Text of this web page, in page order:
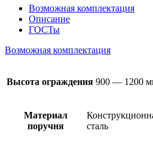
Возможная комплектация
Описание
ГОСТы
Возможная комплектация
Высота ограждения 900 — 1200
Материал
поручня
сталь